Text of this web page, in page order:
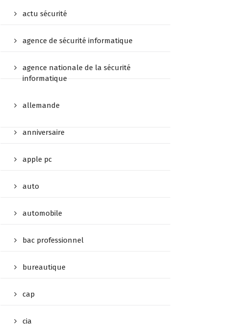
actu sécurité
agence de sécurité informatique
agence nationale de la sécurité
informatique
allemande
anniversaire
apple pc
auto
automobile
bac professionnel
bureautique
cap
cia